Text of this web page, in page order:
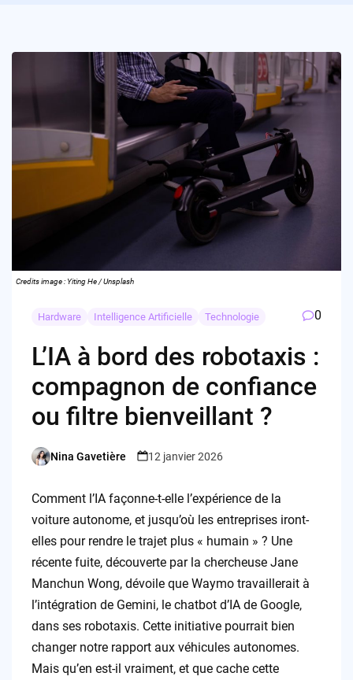
Credits image : Yiting He / Unsplash
Hardware Intelligence Artificielle Technologie 0
L’IA à bord des robotaxis :
compagnon de confiance
ou filtre bienveillant ?
Posted
Nina Gavetière 12 janvier 2026
Comment l’IA façonne-t-elle l’expérience de la
voiture autonome, et jusqu’où les entreprises iront-
elles pour rendre le trajet plus « humain » ? Une
récente fuite, découverte par la chercheuse Jane
Manchun Wong, dévoile que Waymo travaillerait à
l’intégration de Gemini, le chatbot d’IA de Google,
dans ses robotaxis. Cette initiative pourrait bien
changer notre rapport aux véhicules autonomes.
Mais qu’en est-il vraiment, et que cache cette